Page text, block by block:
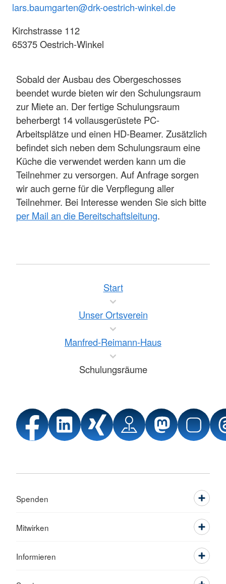
lars.baumgarten@drk-oestrich-winkel.de
Kirchstrasse 112
65375 Oestrich-Winkel
Sobald der Ausbau des Obergeschosses
beendet wurde bieten wir den Schulungsraum
zur Miete an. Der fertige Schulungsraum
beherbergt 14 vollausgerüstete PC-
Arbeitsplätze und einen HD-Beamer. Zusätzlich
befindet sich neben dem Schulungsraum eine
Küche die verwendet werden kann um die
Teilnehmer zu versorgen. Auf Anfrage sorgen
wir auch gerne für die Verpflegung aller
Teilnehmer. Bei Interesse wenden Sie sich bitte
per Mail an die Bereitschaftsleitung.
Start
Unser Ortsverein
Manfred-Reimann-Haus
Schulungsräume
Spenden
Mitwirken
Informieren